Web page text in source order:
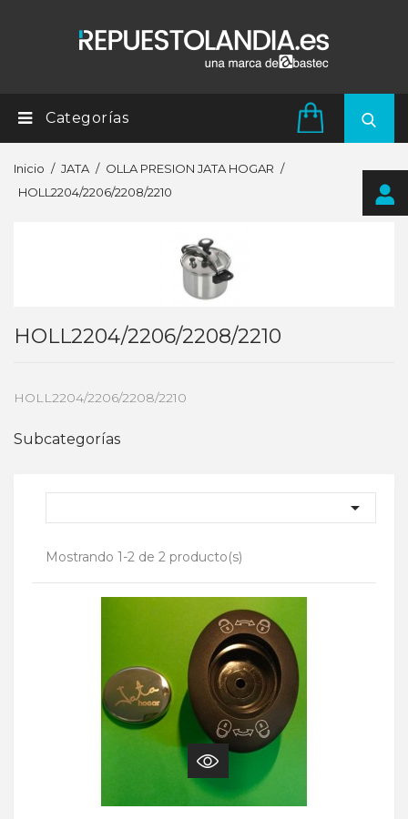
Categorías
Inicio JATA
OLLA PRESION JATA HOGAR
HOLL2204/2206/2208/2210
HOLL2204/2206/2208/2210
HOLL2204/2206/2208/2210
Subcategorías

Mostrando 1-2 de 2 producto(s)